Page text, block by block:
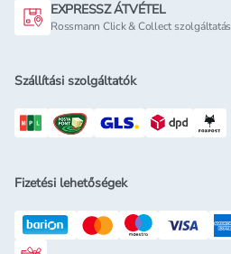
EXPRESSZ ÁTVÉTEL
Rossmann Click & Collect szolgáltatás
Szállítási szolgáltatók
Fizetési lehetőségek